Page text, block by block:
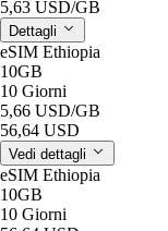
5,63 USD/GB
Dettagli
eSIM Ethiopia
10GB
10 Giorni
5,66 USD/GB
56,64 USD
Vedi dettagli
eSIM Ethiopia
10GB
10 Giorni